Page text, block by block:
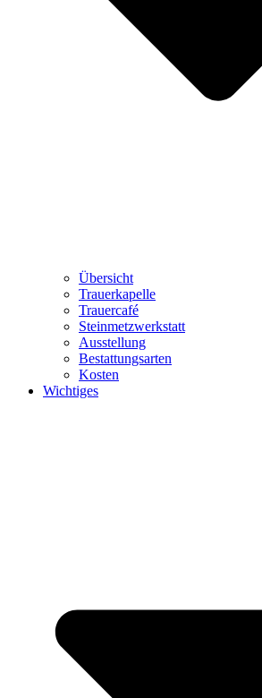
Übersicht
Trauerkapelle
Trauercafé
Steinmetzwerkstatt
Ausstellung
Bestattungsarten
Kosten
Wichtiges